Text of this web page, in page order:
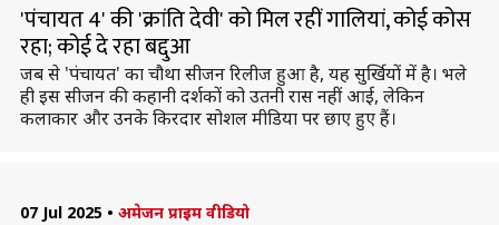
'पंचायत 4' की 'क्रांति देवी' को मिल रहीं गालियां, कोई कोस
रहा; कोई दे रहा बद्दुआ
जब से 'पंचायत' का चौथा सीजन रिलीज हुआ है, यह सुर्खियों में है। भले
ही इस सीजन की कहानी दर्शकों को उतनी रास नहीं आई, लेकिन
कलाकार और उनके किरदार सोशल मीडिया पर छाए हुए हैं।
07 Jul 2025 • अमेजन प्राइम वीडियो